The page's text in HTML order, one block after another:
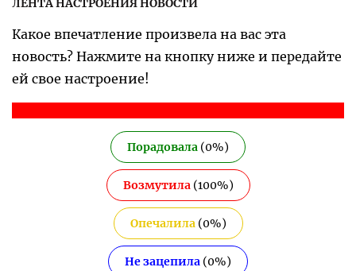
ЛЕНТА НАСТРОЕНИЯ НОВОСТИ
Какое впечатление произвела на вас эта
новость? Нажмите на кнопку ниже и передайте
ей свое настроение!
Порадовала (0%)
Возмутила(100%)
Опечалила(0%)
Не зацепила (0%)